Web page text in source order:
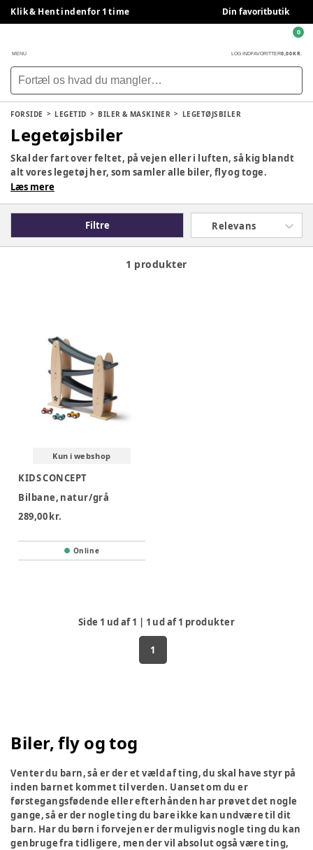
Klik & Hent indenfor 1 time Din favoritbutik
MENU LOG INDFAVORITTER0,00 KR.
0
FORSIDE LEGETID BILER & MASKINER LEGETØJSBILER
Legetøjsbiler
Skal der fart over feltet, på vejen eller i luften, så kig blandt
alt vores legetøj her, som samler alle biler, fly og toge.
Læs mere
Filtre Relevans
1 produkter
Kun i webshop
KIDS CONCEPT
Bilbane, natur/grå
289,00 kr.
Online
Side 1 ud af1 | 1 ud af1 produkter
1
Biler, fly og tog
Venter du barn, så er der et væld af ting, du skal have styr på
inden barnet kommet til verden. Uanset om du er
førstegangsfødende eller efterhånden har prøvet det nogle
gange, så er der nogle ting du bare ikke kan undvære til dit
barn. Har du børn i forvejen er der muligvis nogle ting du kan
genbruge fra tidligere, men der vil absolut også være ting,